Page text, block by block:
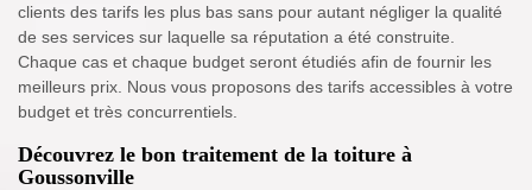
clients des tarifs les plus bas sans pour autant négliger la qualité
de ses services sur laquelle sa réputation a été construite.
Chaque cas et chaque budget seront étudiés afin de fournir les
meilleurs prix. Nous vous proposons des tarifs accessibles à votre
budget et très concurrentiels.
Découvrez le bon traitement de la toiture à
Goussonville